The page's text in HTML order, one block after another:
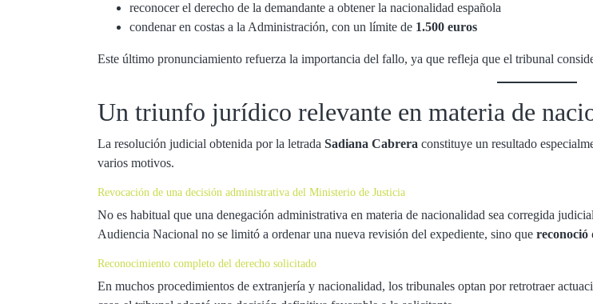
reconocer el derecho de la demandante a obtener la nacionalidad española
condenar en costas a la Administración, con un límite de 1.500 euros
Este último pronunciamiento refuerza la importancia del fallo, ya que refleja que el tribunal
Un triunfo jurídico relevante en materia de
La resolución judicial obtenida por la letrada Sadiana Cabrera constituye un resultado
varios motivos.
Revocación de una decisión administrativa del Ministerio de Justicia
No es habitual que una denegación administrativa en materia de nacionalidad sea corregida
Audiencia Nacional no se limitó a ordenar una nueva revisión del expediente, sino que reconoció
Reconocimiento completo del derecho solicitado
En muchos procedimientos de extranjería y nacionalidad, los tribunales optan por retrotraer